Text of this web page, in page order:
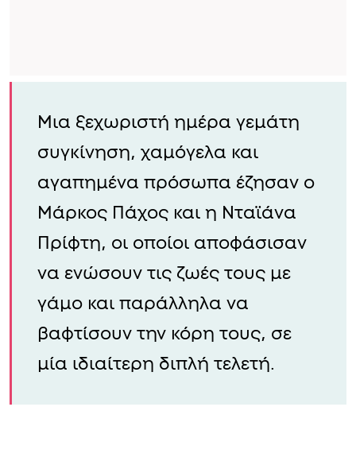
Μια ξεχωριστή ημέρα γεμάτη
συγκίνηση, χαμόγελα και
αγαπημένα πρόσωπα έζησαν ο
Μάρκος Πάχος και η Νταϊάνα
Πρίφτη, οι οποίοι αποφάσισαν
να ενώσουν τις ζωές τους με
γάμο και παράλληλα να
βαφτίσουν την κόρη τους, σε
μία ιδιαίτερη διπλή τελετή.